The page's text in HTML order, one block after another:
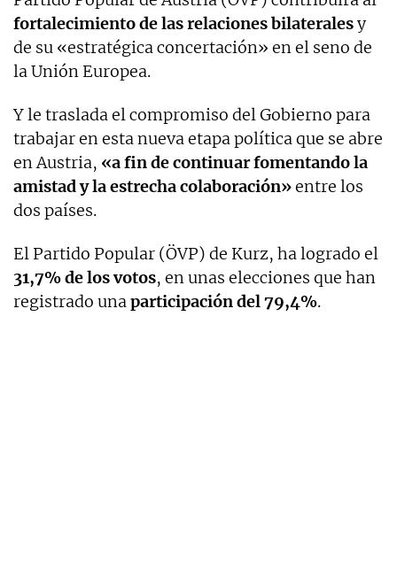
fortalecimiento de las relaciones bilateralesy
de su «estratégica concertación» en el seno de
la Unión Europea.
Y le traslada el compromiso del Gobierno para
trabajar en esta nueva etapa política que se abre
en Austria, «a fin de continuar fomentando la
amistad y la estrecha colaboración»entre los
dos países.
El Partido Popular (ÖVP) de Kurz, ha logrado el
31,7% de los votos, en unas elecciones que han
registrado unaparticipación del 79,4%.